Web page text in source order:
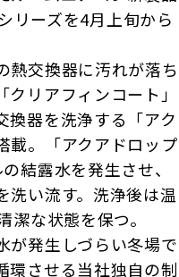
シリーズを4月上旬から
交換器に汚れが落ち
リアフィンコート」
換器を洗浄する「アク
載。「アクアドロップ
結露水を発生させ、
洗い流す。洗浄後は温
潔な状態を保つ。
発生しづらい冬場で
環させる当社独自の制